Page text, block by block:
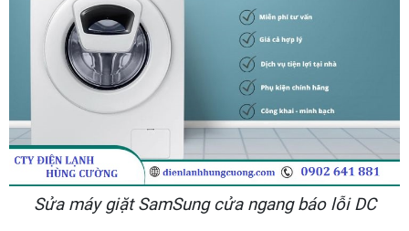
Sửa máy giặt SamSung cửa ngang báo lỗi DC